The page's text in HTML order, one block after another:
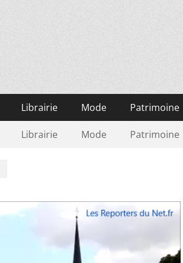
Librairie Mode Patrimoine
Librairie Mode Patrimoine